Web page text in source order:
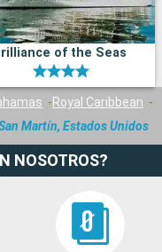
of the Seas
Royal Caribbean
Martín, Estados Unidos
NOSOTROS?